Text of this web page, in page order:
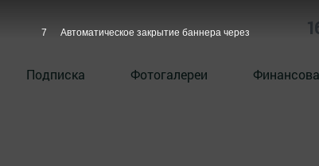
Подписка Фотогалереи
6 Автоматическое закрытие баннера через